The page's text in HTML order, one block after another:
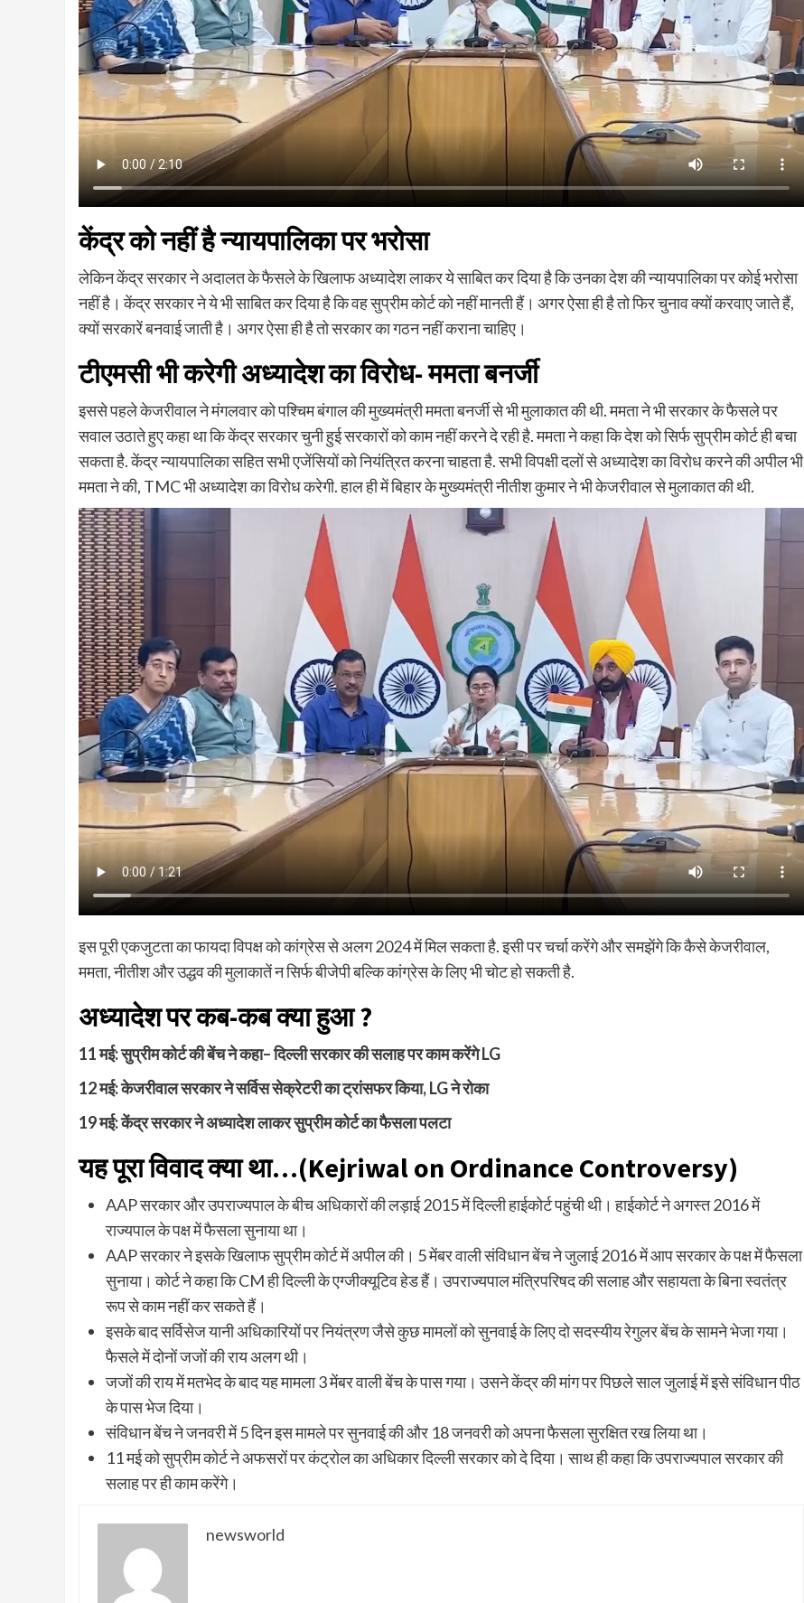
केंद्र को नहीं है न्यायपालिका पर भरोसा
लेकिन केंद्र सरकार ने अदालत के फैसले के खिलाफ अध्यादेश लाकर ये साबित कर दिया है कि उनका देश की न्यायपालिका पर कोई भरोसा
नहीं है। केंद्र सरकार ने ये भी साबित कर दिया है कि वह सुप्रीम कोर्ट को नहीं मानती हैं। अगर ऐसा ही है तो फिर चुनाव क्यों करवाए जाते हैं,
क्यों सरकारें बनवाई जाती है। अगर ऐसा ही है तो सरकार का गठन नहीं कराना चाहिए।
टीएमसी भी करेगी अध्यादेश का विरोध- ममता बनर्जी
इससे पहले केजरीवाल ने मंगलवार को पश्चिम बंगाल की मुख्यमंत्री ममता बनर्जी से भी मुलाकात की थी. ममता ने भी सरकार के फैसले पर
सवाल उठाते हुए कहा था कि केंद्र सरकार चुनी हुई सरकारों को काम नहीं करने दे रही है. ममता ने कहा कि देश को सिर्फ सुप्रीम कोर्ट ही बचा
सकता है. केंद्र न्यायपालिका सहित सभी एजेंसियों को नियंत्रित करना चाहता है. सभी विपक्षी दलों से अध्यादेश का विरोध करने की अपील भी
ममता ने की, TMC भी अध्यादेश का विरोध करेगी. हाल ही में बिहार के मुख्यमंत्री नीतीश कुमार ने भी केजरीवाल से मुलाकात की थी.
इस पूरी एकजुटता का फायदा विपक्ष को कांग्रेस से अलग 2024 में मिल सकता है. इसी पर चर्चा करेंगे और समझेंगे कि कैसे केजरीवाल,
ममता, नीतीश और उद्धव की मुलाकातें न सिर्फ बीजेपी बल्कि कांग्रेस के लिए भी चोट हो सकती है.
अध्यादेश पर कब-कब क्या हुआ?
11मई:सुप्रीम कोर्ट की बेंच ने कहा–दिल्ली सरकार की सलाह पर काम करेंगेLG
12मई:केजरीवाल सरकार ने सर्विस सेक्रेटरी का ट्रांसफर किया, LGने रोका
19मई:केंद्र सरकार ने अध्यादेश लाकर सुप्रीम कोर्ट का फैसला पलटा
यह पूरा विवाद क्या था…(Kejriwal on Ordinance Controversy)
AAP सरकार और उपराज्यपाल के बीच अधिकारों की लड़ाई 2015 में दिल्ली हाईकोर्ट पहुंची थी। हाईकोर्ट ने अगस्त 2016 में
राज्यपाल के पक्ष में फैसला सुनाया था।
AAP सरकार ने इसके खिलाफ सुप्रीम कोर्ट में अपील की। 5 मेंबर वाली संविधान बेंच ने जुलाई 2016 में आप सरकार के पक्ष में फैसला
सुनाया। कोर्ट ने कहा कि CM ही दिल्ली के एग्जीक्यूटिव हेड हैं। उपराज्यपाल मंत्रिपरिषद की सलाह और सहायता के बिना स्वतंत्र
रूप से काम नहीं कर सकते हैं।
इसके बाद सर्विसेज यानी अधिकारियों पर नियंत्रण जैसे कुछ मामलों को सुनवाई के लिए दो सदस्यीय रेगुलर बेंच के सामने भेजा गया।
फैसले में दोनों जजों की राय अलग थी।
जजों की राय में मतभेद के बाद यह मामला 3 मेंबर वाली बेंच के पास गया। उसने केंद्र की मांग पर पिछले साल जुलाई में इसे संविधान पीठ
के पास भेज दिया।
संविधान बेंच ने जनवरी में 5 दिन इस मामले पर सुनवाई की और 18 जनवरी को अपना फैसला सुरक्षित रख लिया था।
11 मई को सुप्रीम कोर्ट ने अफसरों पर कंट्रोल का अधिकार दिल्ली सरकार को दे दिया। साथ ही कहा कि उपराज्यपाल सरकार की
सलाह पर ही काम करेंगे।
newsworld